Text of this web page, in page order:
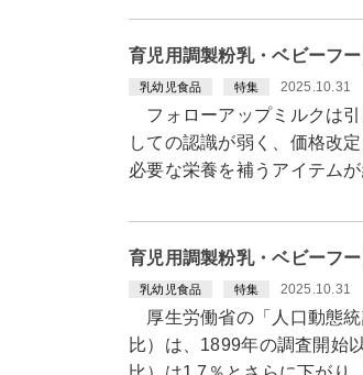
育児用調製粉乳・ベビーフ
乳幼児食品 特集 2025.10.31
フォローアップミルクは引
しての認識が弱く、価格改
必要な栄養を補うアイテム
育児用調製粉乳・ベビーフ
乳幼児食品 特集 2025.10.31
厚生労働省の「人口動態
比）は、1899年の調査開始